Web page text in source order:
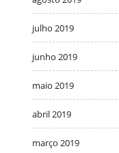
julho 2019
junho 2019
maio 2019
abril 2019
março 2019